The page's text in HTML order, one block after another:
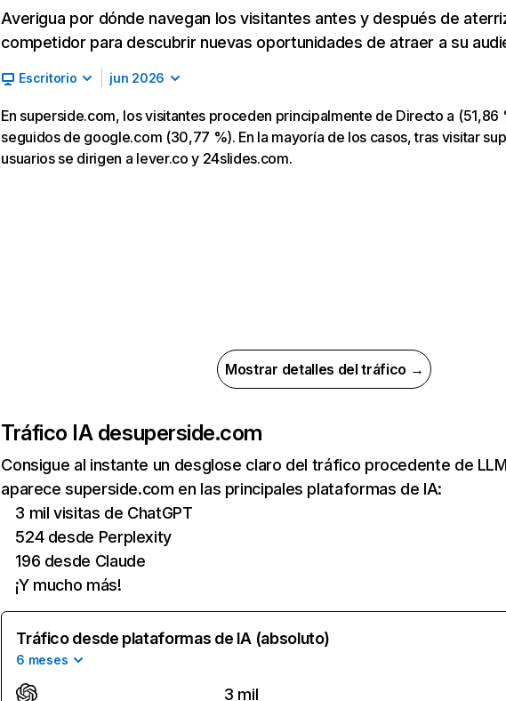
Averigua por dónde navegan los visitantes antes y después de
competidor para descubrir nuevas oportunidades de atraer a su
Escritorio jun 2026
En superside.com, los visitantes proceden principalmente de Directo a (51,86
seguidos de google.com (30,77 %). En la mayoría de los casos, tras visitar
usuarios se dirigen a lever.co y 24slides.com.
Mostrar detalles del tráfico →
Tráfico IA desuperside.com
Consigue al instante un desglose claro del tráfico procedente de
aparece superside.com en las principales plataformas de IA:
3 mil visitas de ChatGPT
524 desde Perplexity
196 desde Claude
¡Y mucho más!
Tráfico desde plataformas de IA (absoluto)
6 meses
3 mil